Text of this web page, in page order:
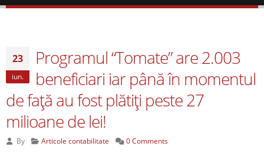
23
iun.
Programul “Tomate” are 2.003
beneficiari iar până în momentul
de faţă au fost plătiţi peste 27
milioane de lei!
By Articole contabilitate 0 Comments